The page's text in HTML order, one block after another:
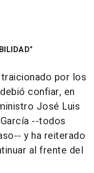
por los
confiar, en
José Luis
--todos
y ha reiterado
al frente del